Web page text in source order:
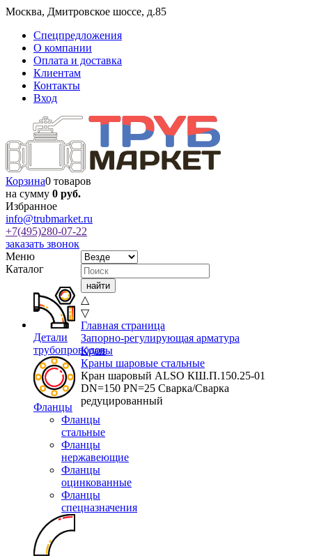
Москва, Дмитровское шоссе, д.85
Спецпредложения
О компании
Оплата и доставка
Клиентам
Контакты
Вход
Корзина0 товаров
на сумму 0 руб.
Избранное
info@trubmarket.ru
+7(495)280-07-22
заказать звонок
Меню
Каталог
Детали
трубопроводов
Фланцы
Фланцы
стальные
Фланцы
нержавеющие
Фланцы
оцинкованные
Фланцы
спецназначения
△
▽
Главная страница
Запорно-регулирующая арматура
Краны
Краны шаровые стальные
Кран шаровый ALSO КШ.П.150.25-01
DN=150 PN=25 Сварка/Сварка
редуцированный